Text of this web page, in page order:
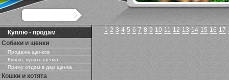
1 2 3 4 5 6 7 8 9 10 11 12 13 14 15 16 17
Куплю - продам
Собаки и щенки
Продажа щенков
Куплю, купить щенка
Приму отдам в дар щенка
Кошки и котята